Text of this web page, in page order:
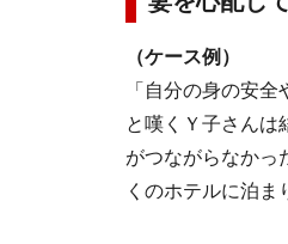
（ケース例）
「自分の身の安
と嘆くＹ子さんは
がつながらなかっ
くのホテルに泊